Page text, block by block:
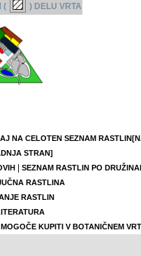
(
) DELU VRTA
NA CELOTEN SEZNAM RASTLIN
STRAN]
|
SEZNAM RASTLIN PO
RASTLINA
RASTLIN
KUPITI V BOTANIČNEM